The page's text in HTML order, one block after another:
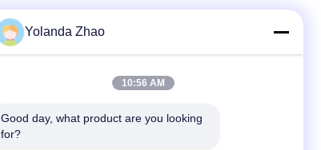
86--18021269661
Yolanda Zhao
10:56 AM
Good day, what product are you looking
for?